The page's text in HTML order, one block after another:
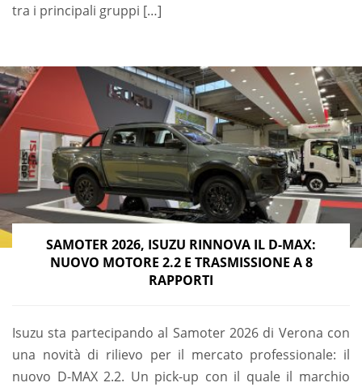
tra i principali gruppi […]
SAMOTER 2026, ISUZU RINNOVA IL D-MAX:
NUOVO MOTORE 2.2 E TRASMISSIONE A 8
RAPPORTI
Isuzu sta partecipando al Samoter 2026 di Verona con
una novità di rilievo per il mercato professionale: il
nuovo D-MAX 2.2. Un pick-up con il quale il marchio